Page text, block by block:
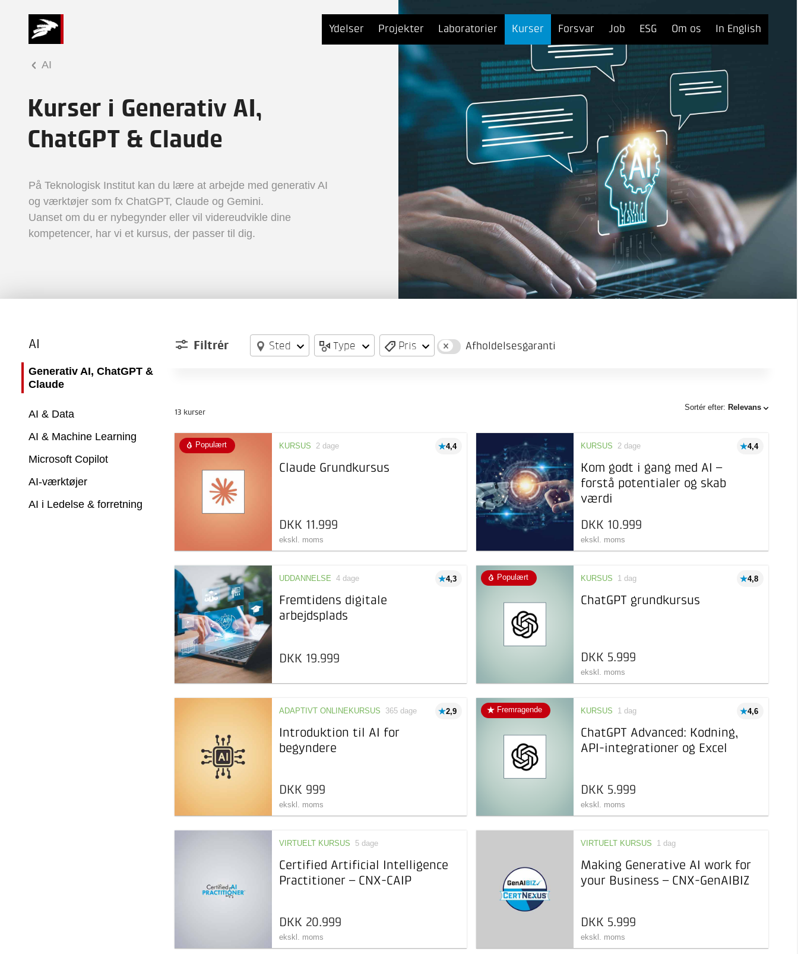
Ydelser Projekter Laboratorier Kurser Forsvar Job ESG Om os In English
AI
Kurser i Generativ AI,
ChatGPT & Claude
På Teknologisk Institut kan du lære at arbejde med generativ AI
og værktøjer som fx ChatGPT, Claude og Gemini.
Uanset om du er nybegynder eller vil videreudvikle dine
kompetencer, har vi et kursus, der passer til dig.
AI
Generativ AI, ChatGPT &
Claude
AI & Data
AI & Machine Learning
Microsoft Copilot
AI-værktøjer
AI i Ledelse & forretning
Filtrér Sted Type Pris Afholdelsesgaranti
Sortér efter: Relevans
13 kurser
Populært 4,4
KURSUS 2 dage
Claude Grundkursus
DKK 11.999
ekskl. moms
4,4
KURSUS 2 dage
Kom godt i gang med AI –
forstå potentialer og skab
værdi
DKK 10.999
ekskl. moms
4,3
UDDANNELSE 4 dage
Fremtidens digitale
arbejdsplads
DKK 19.999
Populært 4,8
KURSUS 1 dag
ChatGPT grundkursus
DKK 5.999
ekskl. moms
2,9
ADAPTIVT ONLINEKURSUS 365 dage
Introduktion til AI for
begyndere
DKK 999
ekskl. moms
Fremragende 4,6
KURSUS 1 dag
ChatGPT Advanced: Kodning,
API-integrationer og Excel
DKK 5.999
ekskl. moms
VIRTUELT KURSUS 5 dage
Certified Artificial Intelligence
Practitioner – CNX-CAIP
DKK 20.999
ekskl. moms
VIRTUELT KURSUS 1 dag
Making Generative AI work for
your Business – CNX-GenAIBIZ
DKK 5.999
ekskl. moms